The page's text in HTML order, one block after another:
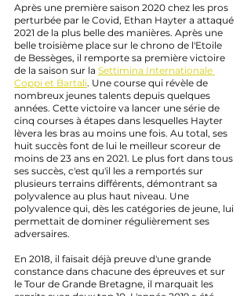
Après une première saison 2020 chez les pros
perturbée par le Covid, Ethan Hayter a attaqué
2021 de la plus belle des manières. Après une
belle troisième place sur le chrono de l'Etoile
de Bessèges, il remporte sa première victoire
de la saison sur la Settimina Internationale
Coppi et Bartali. Une course qui révèle de
nombreux jeunes talents depuis quelques
années. Cette victoire va lancer une série de
cinq courses à étapes dans lesquelles Hayter
lèvera les bras au moins une fois. Au total, ses
huit succès font de lui le meilleur scoreur de
moins de 23 ans en 2021. Le plus fort dans tous
ses succès, c'est qu'il les a remportés sur
plusieurs terrains différents, démontrant sa
polyvalence au plus haut niveau. Une
polyvalence qui, dès les catégories de jeune, lui
permettait de dominer régulièrement ses
adversaires.
En 2018, il faisait déjà preuve d'une grande
constance dans chacune des épreuves et sur
le Tour de Grande Bretagne, il marquait les